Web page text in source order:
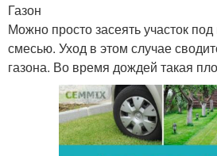
Газон
Можно просто засеять участок под
смесью. Уход в этом случае
газона. Во время дождей такая